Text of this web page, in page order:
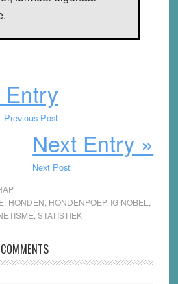
Previous Post
Next Entry »
Next Post
HONDEN HONDENPOEP, IG NOBEL
STATISTIEK
COMMENTS